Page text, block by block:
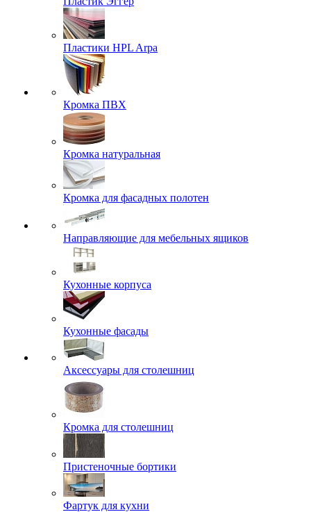
Пластики HPL Arpa
Кромка ПВХ
Кромка натуральная
Кромка для фасадных полотен
Направляющие для мебельных ящиков
Кухонные корпуса
Кухонные фасады
Аксессуары для столешниц
Кромка для столешниц
Пристеночные бортики
Фартук для кухни